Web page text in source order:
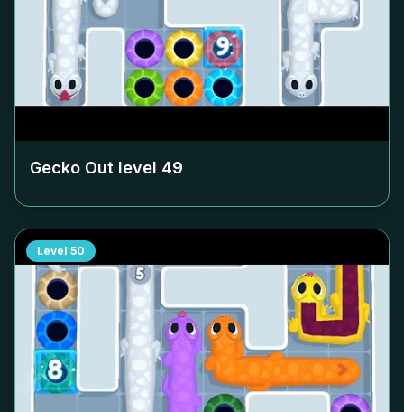
Gecko Out level 49
Level 50